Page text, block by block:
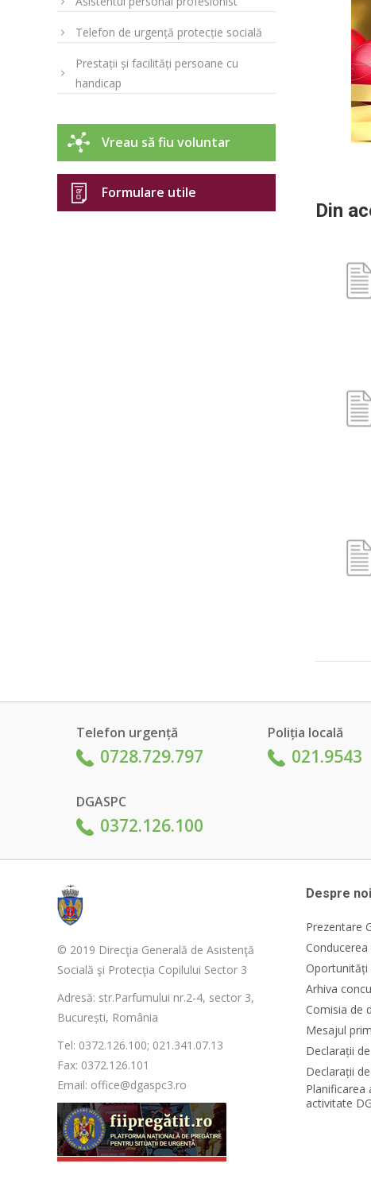
Din
Telefon de urgență protecție socială
Prestații și facilități persoane cu
handicap
Vreau să fiu voluntar
Formulare utile
Telefon urgență
0728.729.797
Poliția locală
021.9543
DGASPC
0372.126.100
© 2019 Direcţia Generală de Asistenţă
Socială şi Protecţia Copilului Sector 3
Adresă: str.Parfumului nr.2-4, sector 3,
București, România
Tel: 0372.126.100; 021.341.07.13
Fax: 0372.126.101
Email: office@dgaspc3.ro
Despre noi
Prezentare
Oportunități
Arhiva
Comisia de
Mesajul
Declarații
Declarații
Planificarea
activitate